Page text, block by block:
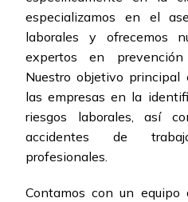
especializamos en el
laborales y ofrecemos
expertos en
Nuestro objetivo
las empresas en la
riesgos laborales, así
accidentes de
profesionales.
Contamos con un equipo